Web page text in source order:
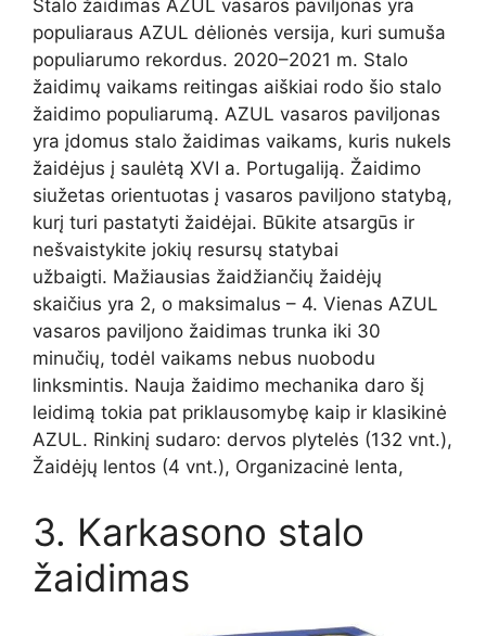
Stalo žaidimas AZUL vasaros paviljonas yra
populiaraus AZUL dėlionės versija, kuri sumuša
populiarumo rekordus. 2020–2021 m. Stalo
žaidimų vaikams reitingas aiškiai rodo šio stalo
žaidimo populiarumą. AZUL vasaros paviljonas
yra įdomus stalo žaidimas vaikams, kuris nukels
žaidėjus į saulėtą XVI a. Portugaliją. Žaidimo
siužetas orientuotas į vasaros paviljono statybą,
kurį turi pastatyti žaidėjai. Būkite atsargūs ir
nešvaistykite jokių resursų statybai
užbaigti. Mažiausias žaidžiančių žaidėjų
skaičius yra 2, o maksimalus – 4. Vienas AZUL
vasaros paviljono žaidimas trunka iki 30
minučių, todėl vaikams nebus nuobodu
linksmintis. Nauja žaidimo mechanika daro šį
leidimą tokia pat priklausomybę kaip ir klasikinė
AZUL. Rinkinį sudaro: dervos plytelės (132 vnt.),
Žaidėjų lentos (4 vnt.), Organizacinė lenta,
3. Karkasono stalo
žaidimas